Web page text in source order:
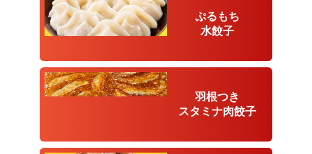
ぷるもち
水餃子
羽根つき
スタミナ肉餃子